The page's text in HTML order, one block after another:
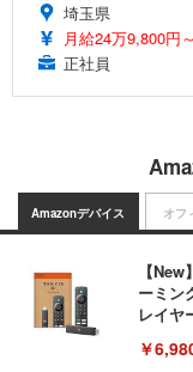
埼玉県
月給24万9,800円
正社員
Amazonデバイス
【
ーミン
レイヤ
￥
オフ